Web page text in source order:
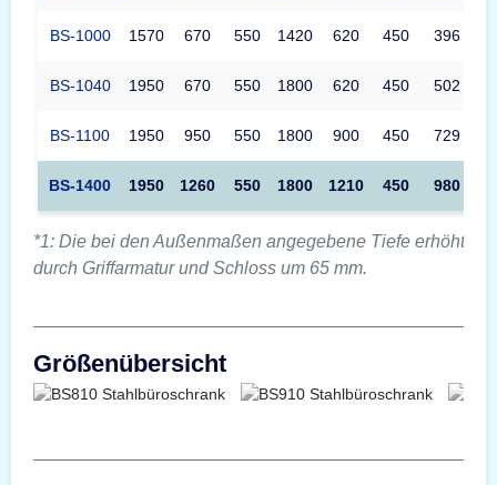
BS-1000 1570 670 550 1420 620 450 396
BS-1040 1950 670 550 1800 620 450 502
BS-1100 1950 950 550 1800 900 450 729
BS-1400 1950 1260 550 1800 1210 450 980
*1: Die bei den Außenmaßen angegebene Tiefe erhöht
durch Griffarmatur und Schloss um 65 mm.
Größenübersicht